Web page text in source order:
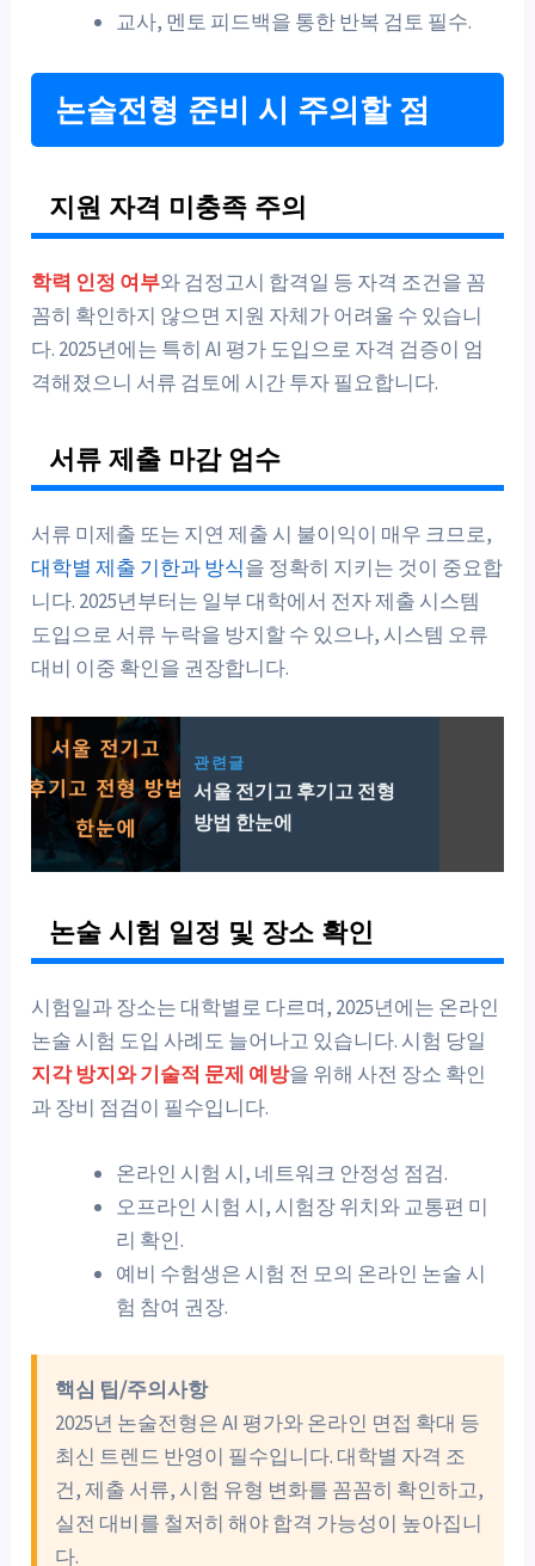
교사, 멘토 피드백을 통한 반복 검토 필수.
논술전형 준비 시 주의할 점
지원 자격 미충족 주의
학력 인정 여부와 검정고시 합격일 등 자격 조건을 꼼
꼼히 확인하지 않으면 지원 자체가 어려울 수 있습니
다. 2025년에는 특히 AI 평가 도입으로 자격 검증이 엄
격해졌으니 서류 검토에 시간 투자 필요합니다.
서류 제출 마감 엄수
서류 미제출 또는 지연 제출 시 불이익이 매우 크므로,
대학별 제출 기한과 방식을 정확히 지키는 것이 중요합
니다. 2025년부터는 일부 대학에서 전자 제출 시스템
도입으로 서류 누락을 방지할 수 있으나, 시스템 오류
대비 이중 확인을 권장합니다.
관련글
서울 전기고 후기고 전형
방법 한눈에
논술 시험 일정 및 장소 확인
시험일과 장소는 대학별로 다르며, 2025년에는 온라인
논술 시험 도입 사례도 늘어나고 있습니다. 시험 당일
지각 방지와 기술적 문제 예방을 위해 사전 장소 확인
과 장비 점검이 필수입니다.
온라인 시험 시, 네트워크 안정성 점검.
오프라인 시험 시, 시험장 위치와 교통편 미
리 확인.
예비 수험생은 시험 전 모의 온라인 논술 시
험 참여 권장.
핵심 팁/주의사항
2025년 논술전형은 AI 평가와 온라인 면접 확대 등
최신 트렌드 반영이 필수입니다. 대학별 자격 조
건, 제출 서류, 시험 유형 변화를 꼼꼼히 확인하고,
실전 대비를 철저히 해야 합격 가능성이 높아집니
다.